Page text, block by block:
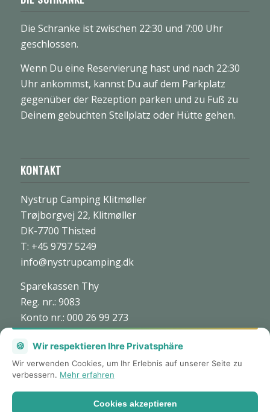
Die Schranke ist zwischen 22:30 und 7:00 Uhr
geschlossen.
Wenn Du eine Reservierung hast und nach 22:30
Uhr ankommst, kannst Du auf dem Parkplatz
gegenüber der Rezeption parken und zu Fuß zu
Deinem gebuchten Stellplatz oder Hütte gehen.
KONTAKT
Nystrup Camping Klitmøller
Trøjborgvej 22, Klitmøller
DK-7700 Thisted
T: +45 9797 5249
info@nystrupcamping.dk
Sparekassen Thy
Reg. nr.: 9083
Konto nr.: 000 26 99 273
CVR: nr. 27 70 45 73
🍪 Wir respektieren Ihre Privatsphäre
Wir verwenden Cookies, um Ihr Erlebnis auf unserer Seite zu
verbessern. Mehr erfahren
Cookies akzeptieren